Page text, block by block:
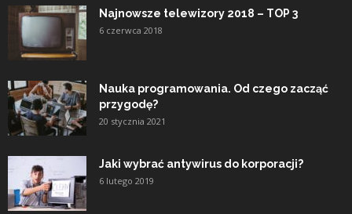
Najnowsze telewizory 2018 – TOP 3
6 czerwca 2018
Nauka programowania. Od czego zacząć
przygodę?
20 stycznia 2021
Jaki wybrać antywirus do korporacji?
6 lutego 2019